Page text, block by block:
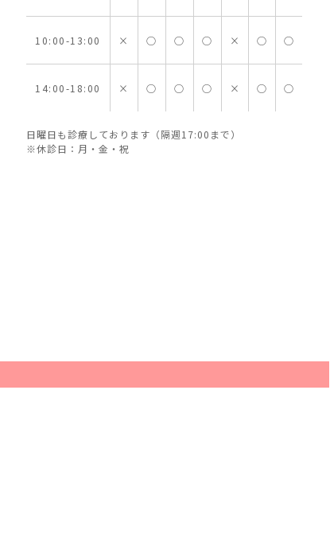
10:00-13:00 × ○ ○ ○ × ○ ○
14:00-18:00 × ○ ○ ○ × ○ ○
日曜日も診療しております（隔週17:00まで）
※休診日：月・金・祝